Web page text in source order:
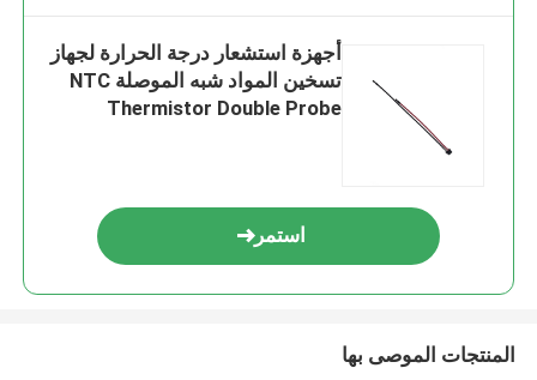
أجهزة استشعار درجة الحرارة لجهاز
تسخين المواد شبه الموصلة NTC
Thermistor Double Probe
استمر
المنتجات الموصى بها